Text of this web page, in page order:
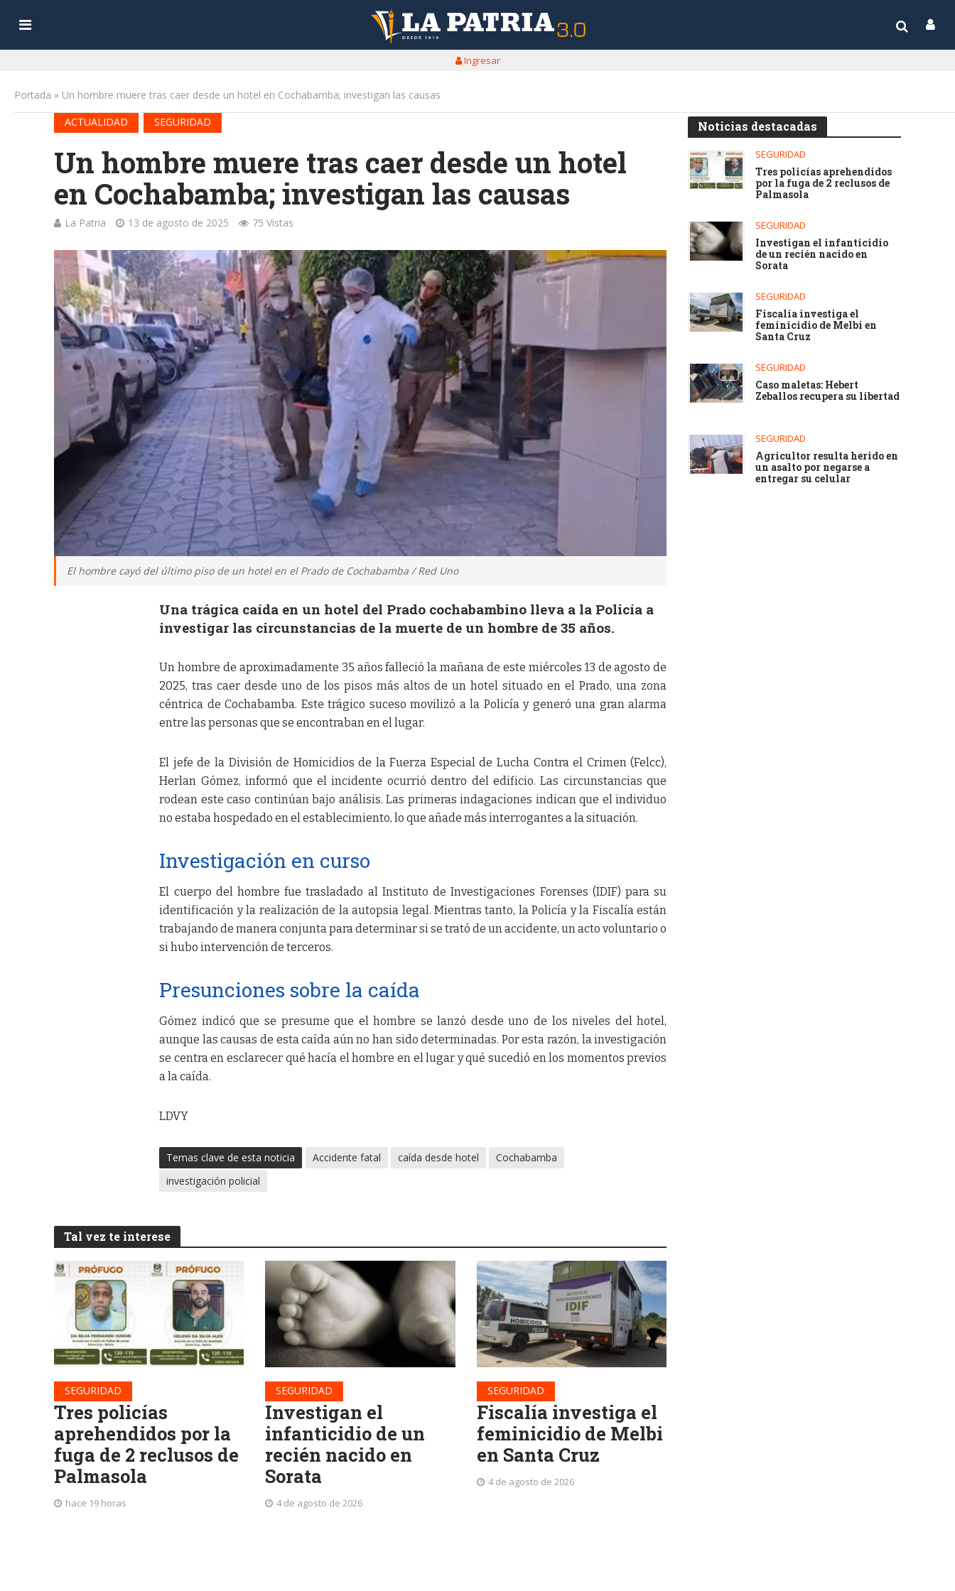
Ingresar
Portada » Un hombre muere tras caer desde un hotel en Cochabamba; investigan las causas
ACTUALIDAD
SEGURIDAD
Un hombre muere tras caer desde un hotel
en Cochabamba; investigan las causas
La Patria 13 de agosto de 2025 75 Vistas
El hombre cayó del último piso de un hotel en el Prado de Cochabamba / Red Uno
Una trágica caída en un hotel del Prado cochabambino lleva a la Policía a
investigar las circunstancias de la muerte de un hombre de 35 años.
Un hombre de aproximadamente 35 años falleció la mañana de este miércoles 13 de agosto de
2025, tras caer desde uno de los pisos más altos de un hotel situado en el Prado, una zona
céntrica de Cochabamba. Este trágico suceso movilizó a la Policía y generó una gran alarma
entre las personas que se encontraban en el lugar.
El jefe de la División de Homicidios de la Fuerza Especial de Lucha Contra el Crimen (Felcc),
Herlan Gómez, informó que el incidente ocurrió dentro del edificio. Las circunstancias que
rodean este caso continúan bajo análisis. Las primeras indagaciones indican que el individuo
no estaba hospedado en el establecimiento, lo que añade más interrogantes a la situación.
Investigación en curso
El cuerpo del hombre fue trasladado al Instituto de Investigaciones Forenses (IDIF) para su
identificación y la realización de la autopsia legal. Mientras tanto, la Policía y la Fiscalía están
trabajando de manera conjunta para determinar si se trató de un accidente, un acto voluntario o
si hubo intervención de terceros.
Presunciones sobre la caída
Gómez indicó que se presume que el hombre se lanzó desde uno de los niveles del hotel,
aunque las causas de esta caída aún no han sido determinadas. Por esta razón, la investigación
se centra en esclarecer qué hacía el hombre en el lugar y qué sucedió en los momentos previos
a la caída.
LDVY
Temas clave de esta noticia Accidente fatal caída desde hotel
Cochabamba
investigación policial
Tal vez te interese
SEGURIDAD
Tres policías
aprehendidos por la
fuga de 2 reclusos de
Palmasola
hace 19 horas
SEGURIDAD
Investigan el
infanticidio de un
recién nacido en
Sorata
4 de agosto de 2026
SEGURIDAD
Fiscalía investiga el
feminicidio de Melbi
en Santa Cruz
4 de agosto de 2026
Noticias destacadas
SEGURIDAD
Tres policías aprehendidos
por la fuga de 2 reclusos de
Palmasola
SEGURIDAD
Investigan el infanticidio
de un recién nacido en
Sorata
SEGURIDAD
Fiscalía investiga el
feminicidio de Melbi en
Santa Cruz
SEGURIDAD
Caso maletas: Hebert
Zeballos recupera su libertad
SEGURIDAD
Agricultor resulta herido en
un asalto por negarse a
entregar su celular